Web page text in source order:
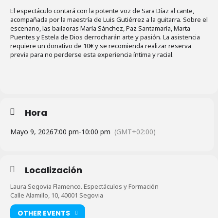
El espectáculo contará con la potente voz de Sara Díaz al cante,
acompañada por la maestría de Luis Gutiérrez a la guitarra. Sobre el
escenario, las bailaoras María Sánchez, Paz Santamaría, Marta
Puentes y Estela de Dios derrocharán arte y pasión. La asistencia
requiere un donativo de 10€ y se recomienda realizar reserva
previa para no perderse esta experiencia íntima y racial.
Hora
Mayo 9, 20267:00 pm-10:00 pm (GMT+02:00)
Localización
Laura Segovia Flamenco. Espectáculos y Formación
Calle Alamillo, 10, 40001 Segovia
OTHER EVENTS